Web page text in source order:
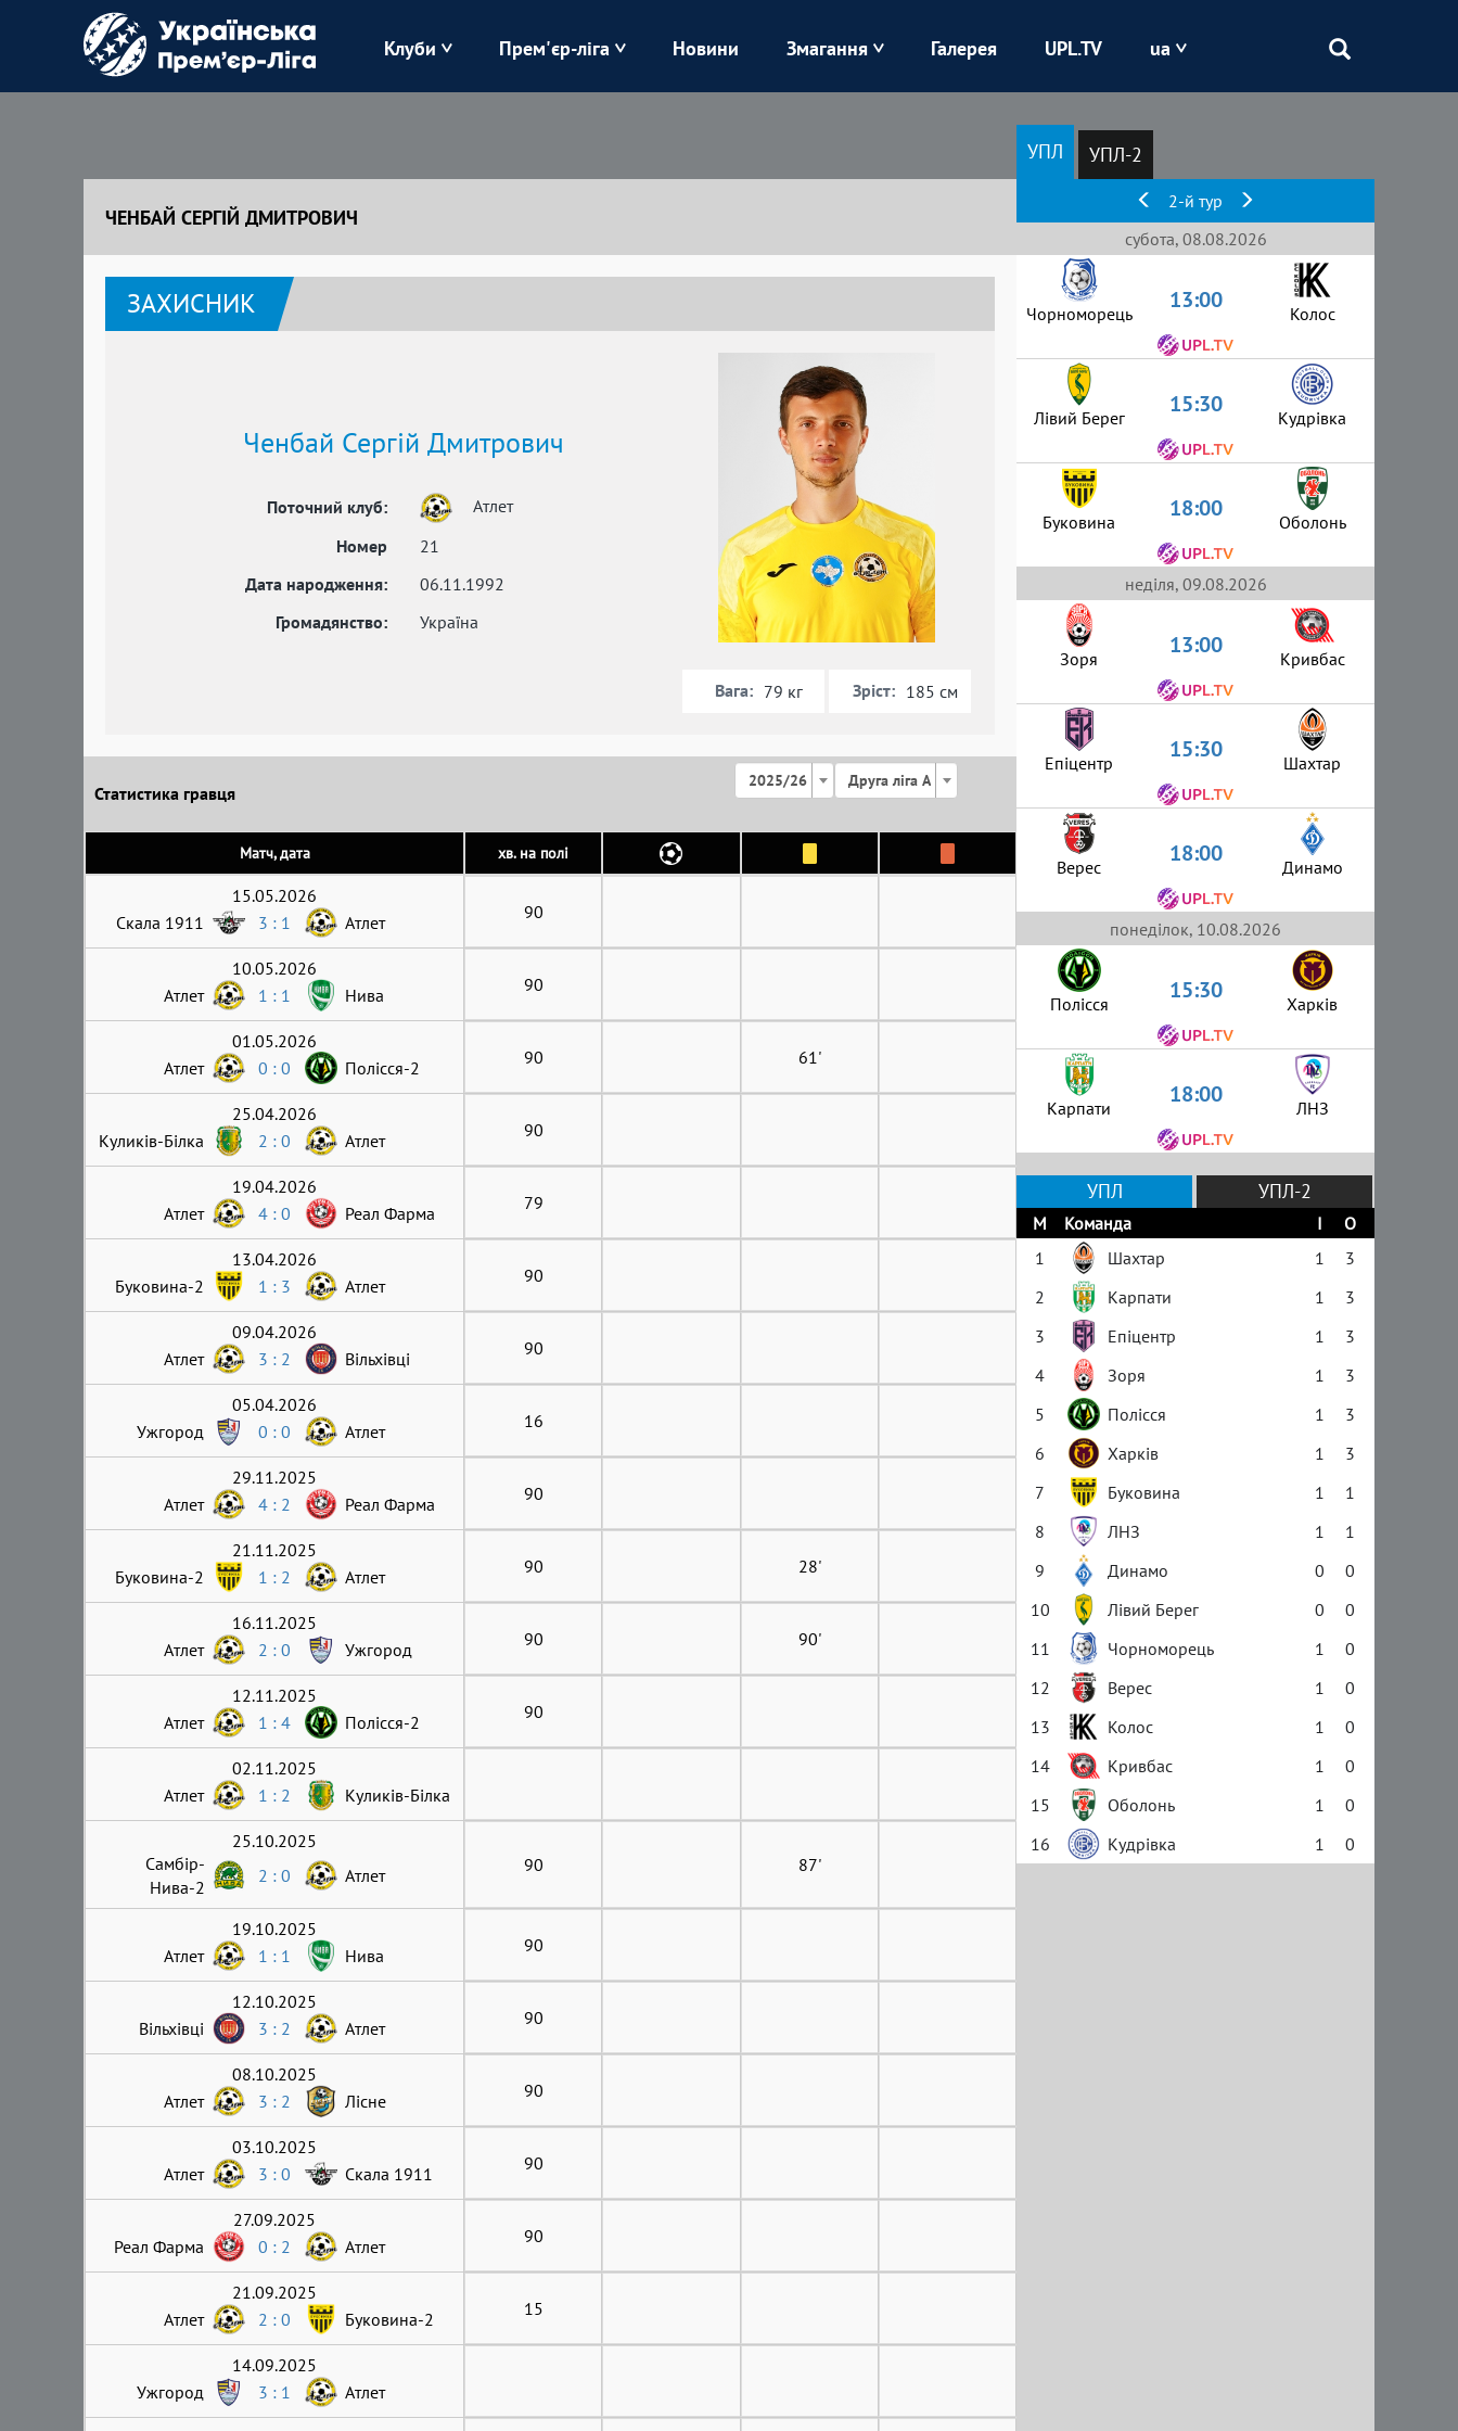
Клуби
Зоря Карпати Колос Кривбас
Оболонь
Полісся
Прем'єр-ліга Новини Змагання Галерея UPL.TV ua
ЧЕНБАЙ СЕРГІЙ ДМИТРОВИЧ
ЗАХИСНИК
Ченбай Сергій Дмитрович
Поточний клуб:
Атлет
Номер
21
Дата народження:
06.11.1992
Громадянство:
Україна
Вага: 79 кг Зріст: 185 см
Статистика гравця
2025/26 Друга ліга А
Матч, дата хв. на полі
15.05.2026
Скала 1911
3 : 1 Атлет 90
10.05.2026
Атлет
1 : 1 Нива 90
01.05.2026
Атлет
0 : 0 Полісся-2 90 61'
25.04.2026
Куликів-Білка
2 : 0 Атлет 90
19.04.2026
Атлет
4 : 0 Реал Фарма 79
13.04.2026
Буковина-2
1 : 3 Атлет 90
09.04.2026
Атлет
3 : 2 Вільхівці 90
05.04.2026
Ужгород
0 : 0 Атлет 16
29.11.2025
Атлет
4 : 2 Реал Фарма 90
21.11.2025
Буковина-2
1 : 2 Атлет 90 28'
16.11.2025
Атлет
2 : 0 Ужгород 90 90'
12.11.2025
Атлет
1 : 4 Полісся-2 90
02.11.2025
Атлет
1 : 2 Куликів-Білка
25.10.2025
Самбір-
Нива-2
2 : 0 Атлет 90 87'
19.10.2025
Атлет
1 : 1 Нива 90
12.10.2025
Вільхівці
3 : 2 Атлет 90
08.10.2025
Атлет
3 : 2 Лісне 90
03.10.2025
Атлет
3 : 0 Скала 1911 90
27.09.2025
Реал Фарма
0 : 2 Атлет 90
21.09.2025
Атлет
2 : 0 Буковина-2 15
14.09.2025
Ужгород
3 : 1 Атлет
УПЛ УПЛ-2
2-й тур
субота, 08.08.2026
Чорноморець 13:00 Колос
Лівий Берег 15:30 Кудрівка
Буковина 18:00 Оболонь
неділя, 09.08.2026
Зоря 13:00 Кривбас
Епіцентр 15:30 Шахтар
Верес 18:00 Динамо
понеділок, 10.08.2026
Полісся 15:30 Харків
Карпати 18:00 ЛНЗ
УПЛ УПЛ-2
М Команда І
О
1
Шахтар 1
3
2
Карпати 1
3
3
Епіцентр 1
3
4
Зоря 1
3
5
Полісся 1
3
6
Харків 1
3
7
Буковина 1
1
8
ЛНЗ 1
1
9
Динамо 0
0
10
Лівий Берег 0
0
11
Чорноморець 1
0
12
Верес 1
0
13
Колос 1
0
14
Кривбас 1
0
15
Оболонь 1
0
16
Кудрівка 1 0